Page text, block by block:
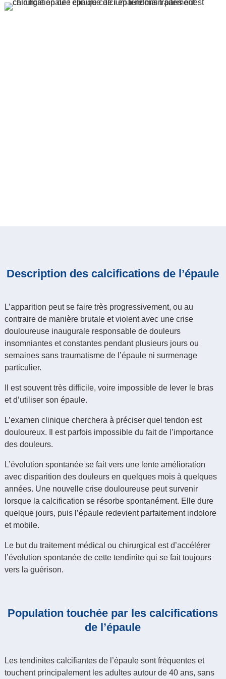
Description des calcifications de l’épaule
L’apparition peut se faire très progressivement, ou au
contraire de manière brutale et violent avec une crise
douloureuse inaugurale responsable de douleurs
insomniantes et constantes pendant plusieurs jours ou
semaines sans traumatisme de l’épaule ni surmenage
particulier.
Il est souvent très difficile, voire impossible de lever le bras
et d’utiliser son épaule.
L’examen clinique cherchera à préciser quel tendon est
douloureux. Il est parfois impossible du fait de l’importance
des douleurs.
L’évolution spontanée se fait vers une lente amélioration
avec disparition des douleurs en quelques mois à quelques
années. Une nouvelle crise douloureuse peut survenir
lorsque la calcification se résorbe spontanément. Elle dure
quelque jours, puis l’épaule redevient parfaitement indolore
et mobile.
Le but du traitement médical ou chirurgical est d’accélérer
l’évolution spontanée de cette tendinite qui se fait toujours
vers la guérison.
Population touchée par les calcifications
de l’épaule
Les tendinites calcifiantes de l’épaule sont fréquentes et
touchent principalement les adultes autour de 40 ans, sans